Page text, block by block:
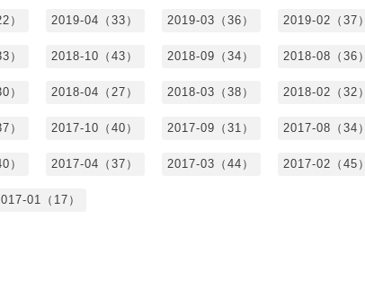
） 2019-04（33） 2019-03（36） 2019-02（37）
） 2018-10（43） 2018-09（34） 2018-08（36）
） 2018-04（27） 2018-03（38） 2018-02（32）
） 2017-10（40） 2017-09（31） 2017-08（34）
） 2017-04（37） 2017-03（44） 2017-02（45）
01（17）